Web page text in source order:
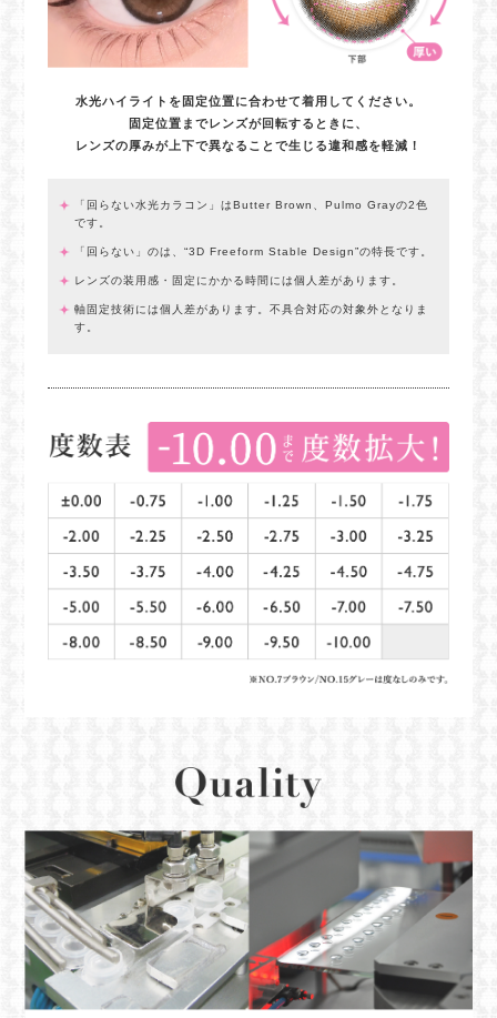
水光ハイライトを固定位置に合わせて着用してください。
固定位置までレンズが回転するときに、
レンズの厚みが上下で異なることで生じる違和感を軽減！
「回らない水光カラコン」はButter Brown、Pulmo Grayの2色
です。
「回らない」のは、“3D Freeform Stable Design”の特長です。
レンズの装用感・固定にかかる時間には個人差があります。
軸固定技術には個人差があります。不具合対応の対象外となりま
す。